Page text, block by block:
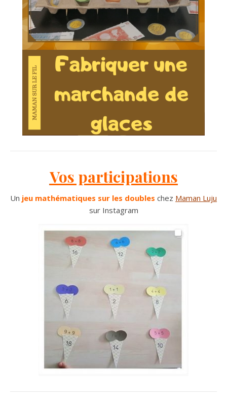
Vos participations
Un jeu mathématiques sur les doubles chez Maman Luju
sur Instagram